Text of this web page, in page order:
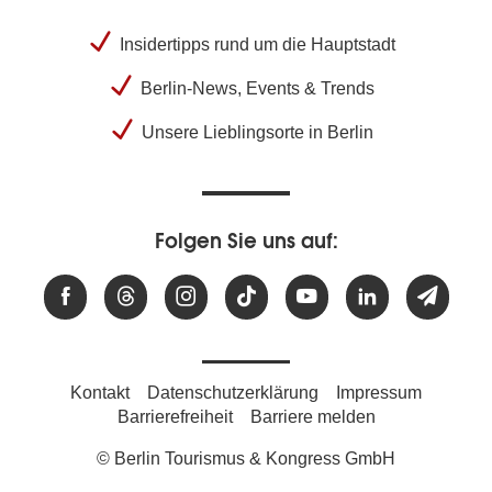
Insidertipps rund um die Hauptstadt
Berlin-News, Events & Trends
Unsere Lieblingsorte in Berlin
Folgen Sie uns auf:
Kontakt Datenschutzerklärung
Impressum
Barrierefreiheit
Barriere melden
© Berlin Tourismus & Kongress GmbH